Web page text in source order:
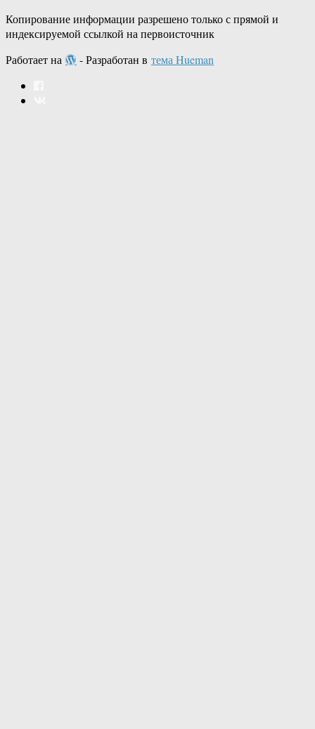
Копирование информации разрешено только с прямой и
индексируемой ссылкой на первоисточник
Работает на
- Разработан в тема Hueman